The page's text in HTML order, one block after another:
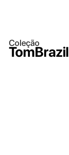
Coleção
TomBrazil